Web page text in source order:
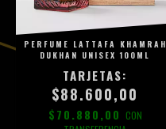
PERFUME LATTAFA KHAMRAH
DUKHAN UNISEX 100ML
$88.600,00
$70.880,00 CON